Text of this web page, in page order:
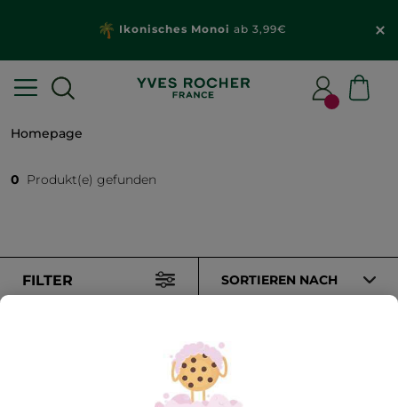
Ikonisches Monoi ab 3,99€
Homepage
0 Produkt(e) gefunden
FILTER SORTIEREN NACH